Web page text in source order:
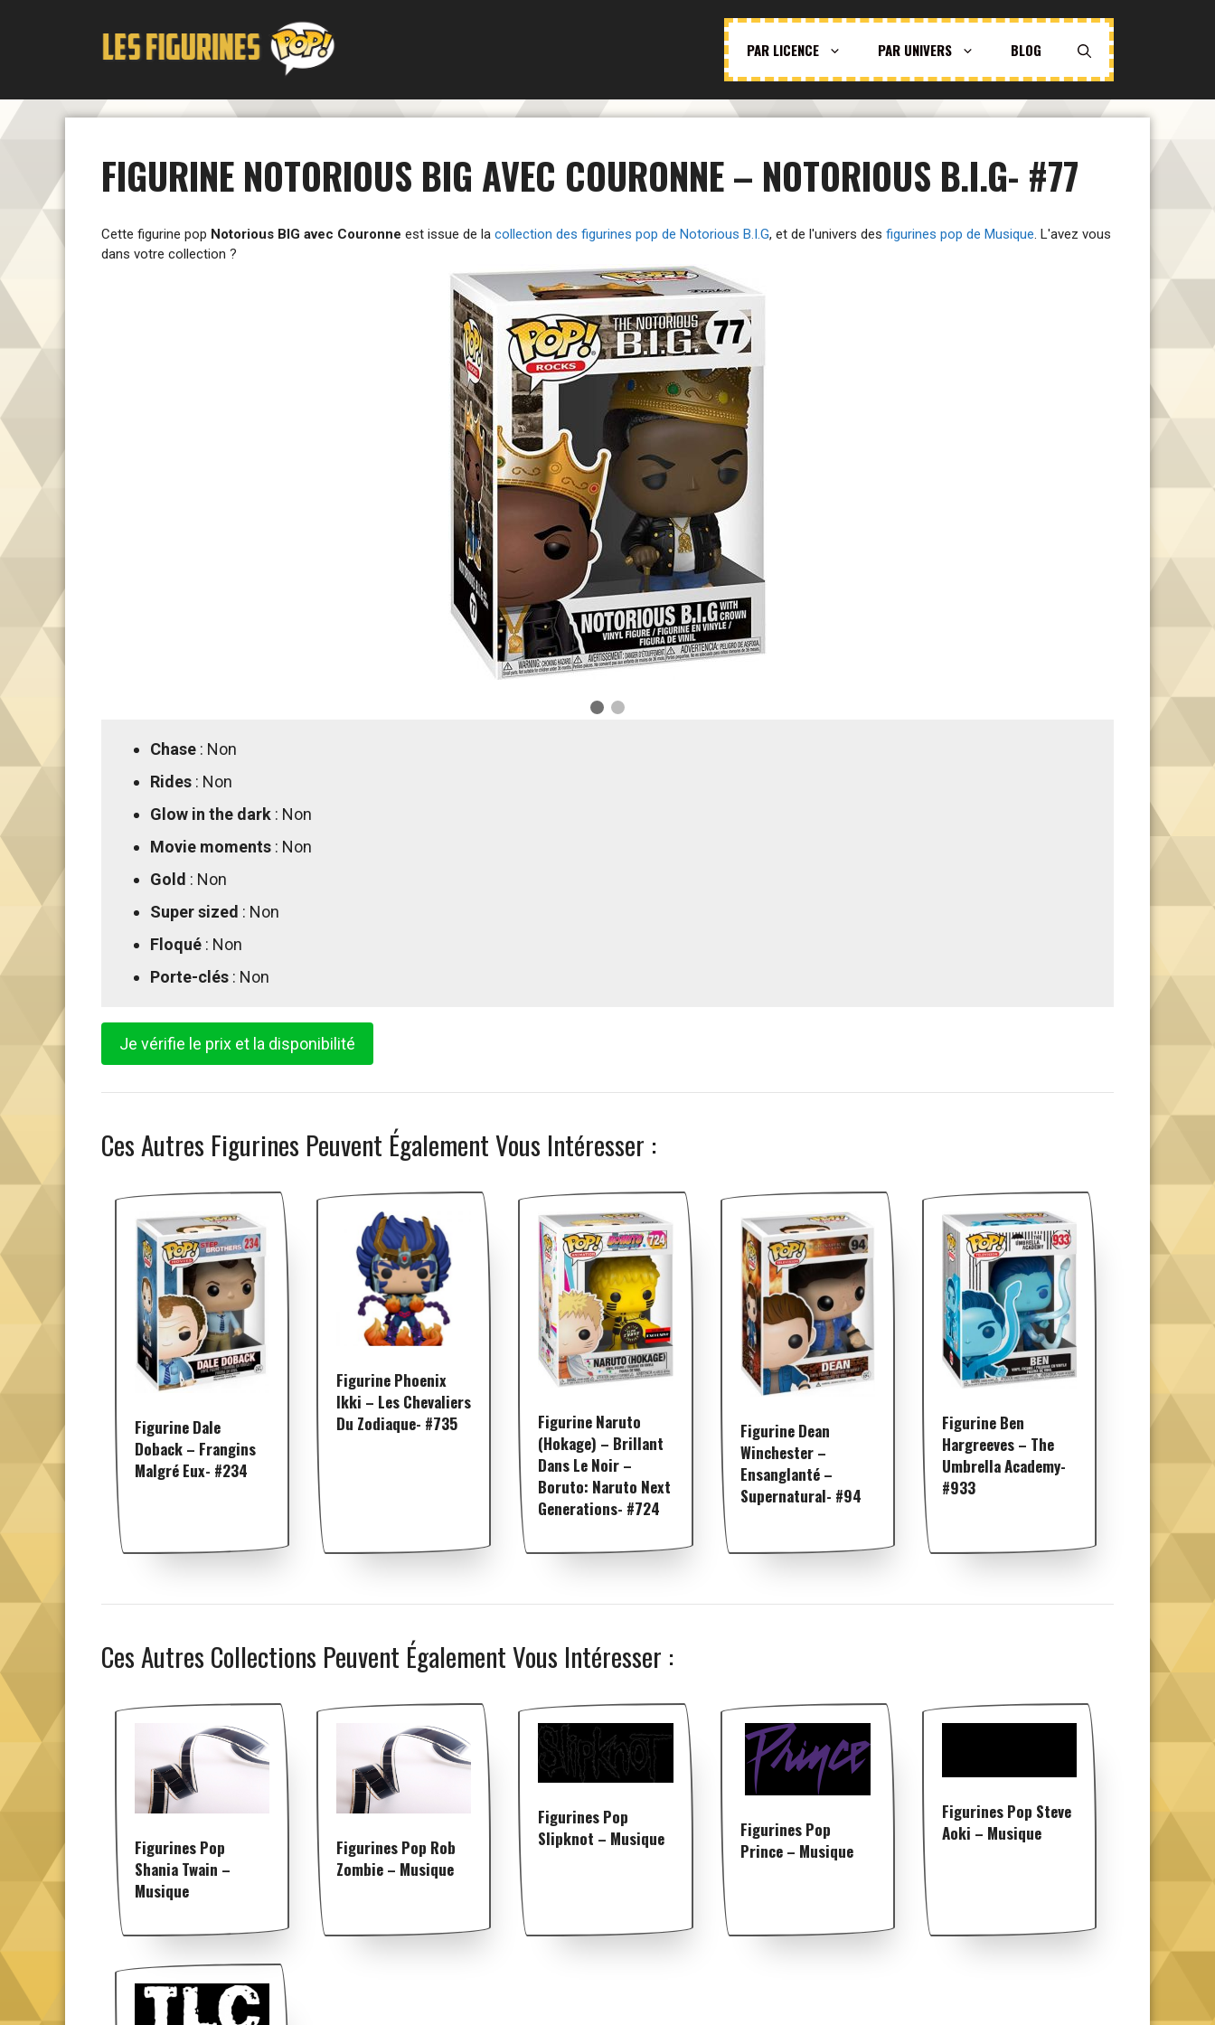
PAR LICENCE PAR UNIVERS BLOG
FIGURINE NOTORIOUS BIG AVEC COURONNE – NOTORIOUS B.I.G- #77
Cette figurine pop Notorious BIG avec Couronne est issue de la collection des figurines pop de Notorious B.I.G, et de l'univers des figurines pop de Musique. L'avez vous
dans votre collection ?
Chase : Non
Rides : Non
Glow in the dark : Non
Movie moments : Non
Gold : Non
Super sized : Non
Floqué : Non
Porte-clés : Non
Je vérifie le prix et la disponibilité
Ces Autres Figurines Peuvent Également Vous Intéresser :
Figurine Dale
Doback – Frangins
Malgré Eux- #234
Figurine Phoenix
Ikki – Les Chevaliers
Du Zodiaque- #735
Figurine Naruto
(Hokage) – Brillant
Dans Le Noir –
Boruto: Naruto Next
Generations- #724
Figurine Dean
Winchester –
Ensanglanté –
Supernatural- #94
Figurine Ben
Hargreeves – The
Umbrella Academy-
#933
Ces Autres Collections Peuvent Également Vous Intéresser :
Figurines Pop
Shania Twain –
Musique
Figurines Pop Rob
Zombie – Musique
Figurines Pop
Slipknot – Musique
Figurines Pop
Prince – Musique
Figurines Pop Steve
Aoki – Musique